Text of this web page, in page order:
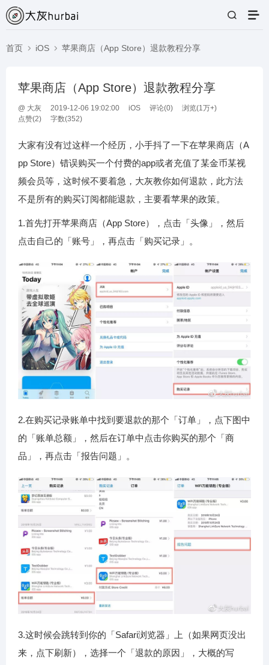
首页 iOS 苹果商店（App Store）退款教程分享
苹果商店（App Store）退款教程分享
@ 大灰 2019-12-06 19:02:00 iOS 评论(0)
浏览(1万+)
点赞(2) 字数(352)
大家有没有过这样一个经历，小手抖了一下在苹果商店（A
pp Store）错误购买一个付费的app或者充值了某金币某视
频会员等，这时候不要着急，大灰教你如何退款，此方法
不是所有的购买订阅都能退款，主要看苹果的政策。
1.首先打开苹果商店（App Store），点击「头像」，然后
点击自己的「账号」，再点击「购买记录」。
2.在购买记录账单中找到要退款的那个「订单」，点下图中
的「账单总额」，然后在订单中点击你购买的那个「商
品」，再点击「报告问题」。
3.这时候会跳转到你的「Safari浏览器」上（如果网页没出
来，点下刷新），选择一个「退款的原因」，大概的写